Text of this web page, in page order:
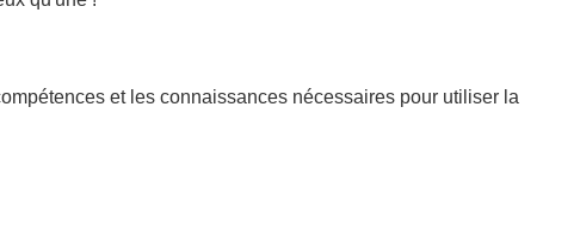
et les connaissances nécessaires pour utiliser la